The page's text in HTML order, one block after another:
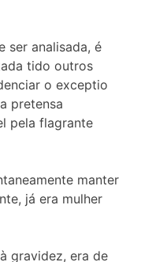
ser analisada, é
tido outros
o exceptio
pretensa
pela flagrante
manter
já era mulher
gravidez, era de